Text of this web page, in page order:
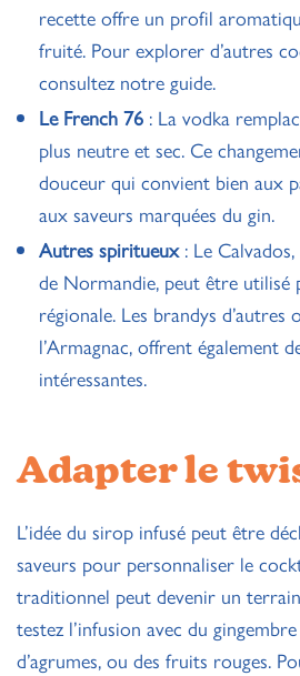
recette offre un profil
fruité. Pour explorer d’autres
consultez notre guide.
Le French 76 : La vodka
plus neutre et sec. Ce
douceur qui convient bien aux
aux saveurs marquées du gin.
Autres spiritueux: Le
de Normandie, peut être utilisé
régionale. Les brandys d’autres
l’Armagnac, offrent également
intéressantes.
Adapter le
L’idée du sirop infusé peut être
saveurs pour personnaliser le
traditionnel peut devenir un
testez l’infusion avec du
d’agrumes, ou des fruits rouges.